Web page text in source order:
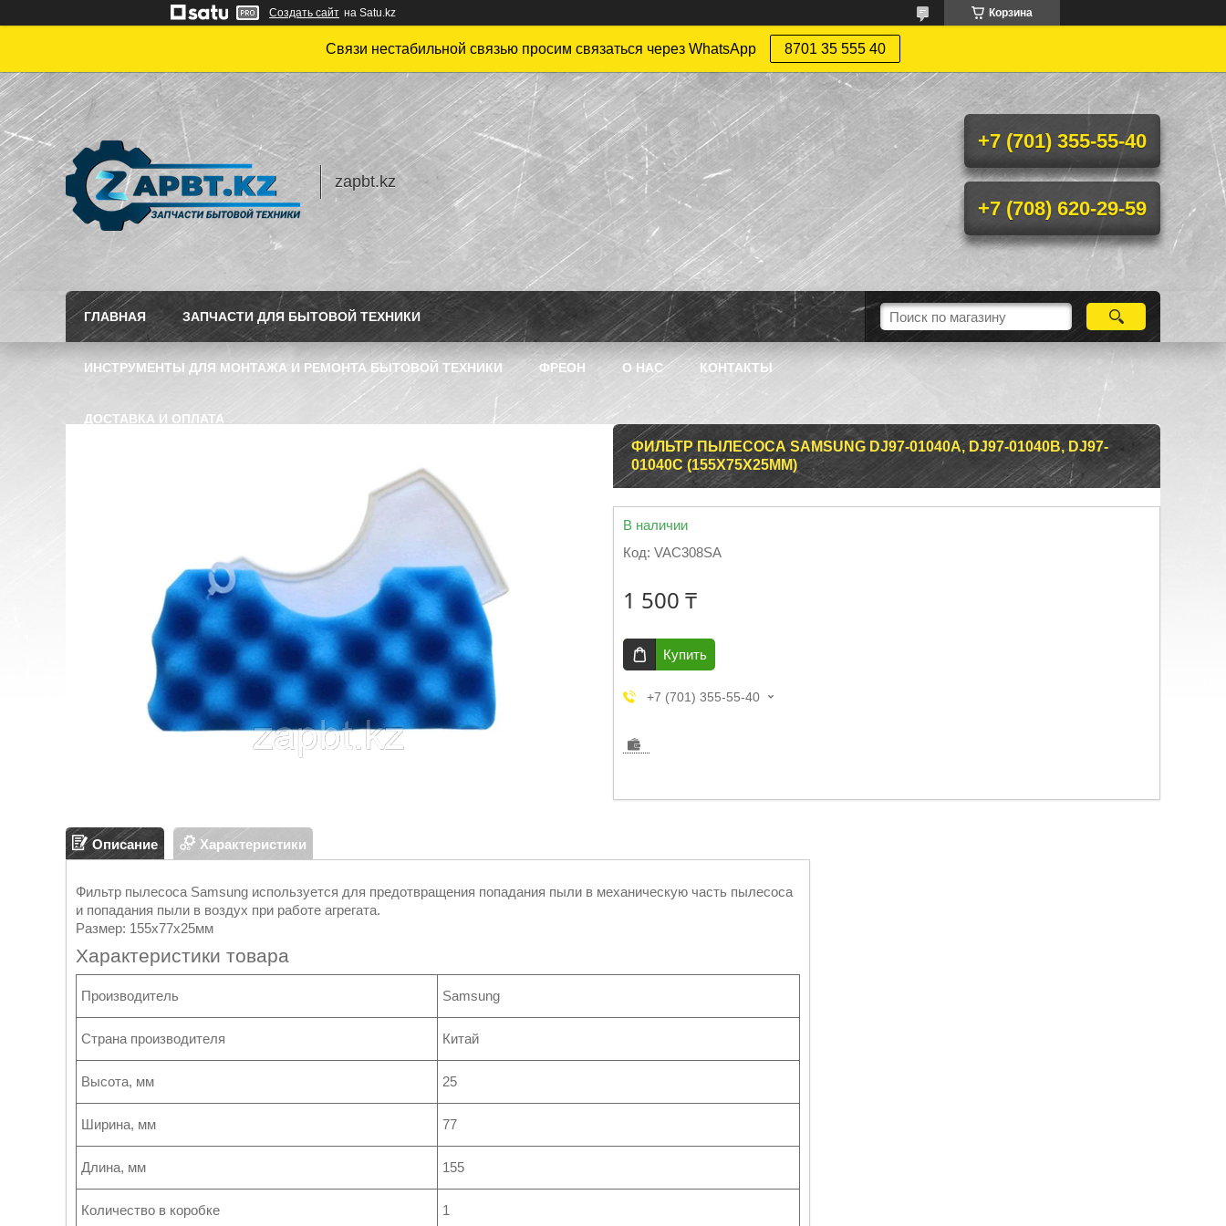
Создать сайт на Satu.kz Корзина
Связи нестабильной связью просим связаться через WhatsApp 8701 35 555 40
zapbt.kz
+7 (701) 355-55-40
+7 (708) 620-29-59
ГЛАВНАЯ ЗАПЧАСТИ ДЛЯ БЫТОВОЙ ТЕХНИКИ
ИНСТРУМЕНТЫ ДЛЯ МОНТАЖА И РЕМОНТА БЫТОВОЙ ТЕХНИКИ ФРЕОН О НАС КОНТАКТЫ
ДОСТАВКА И ОПЛАТА
ФИЛЬТР ПЫЛЕСОСА SAMSUNG DJ97-01040A, DJ97-01040B, DJ97-
01040C (155Х75Х25ММ)
В наличии
Код: VAC308SA
1 500 ₸
Купить
+7 (701) 355-55-40
Описание Характеристики
Фильтр пылесоса Samsung используется для предотвращения попадания пыли в механическую часть пылесоса
и попадания пыли в воздух при работе агрегата.
Размер: 155х77х25мм
Характеристики товара
Производитель Samsung
Страна производителя Китай
Высота, мм 25
Ширина, мм 77
Длина, мм 155
Количество в коробке 1